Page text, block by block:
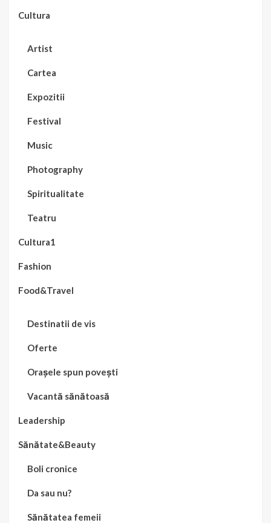
Cultura
Artist
Cartea
Expozitii
Festival
Music
Photography
Spiritualitate
Teatru
Cultura1
Fashion
Food&Travel
Destinatii de vis
Oferte
Orașele spun povești
Vacantă sănătoasă
Leadership
Sănătate&Beauty
Boli cronice
Da sau nu?
Sănătatea femeii